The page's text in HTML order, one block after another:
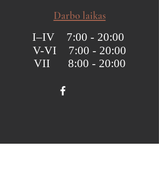
Darbo laikas
I–IV 7:00 - 20:00
V-VI 7:00 - 20:00
VII 8:00 - 20:00